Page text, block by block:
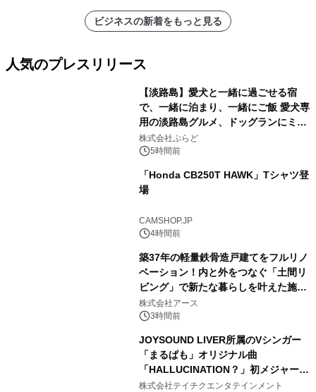
ビジネスの新着をもっと見る
人気のプレスリリース
【淡路島】愛犬と一緒に過ごせる宿
で、一緒に泊まり、一緒にご飯 愛犬専
用の淡路島グルメ、ドッグランにミニ
プール グランピングとトレーラーハウ
スの2施設で
株式会社ぷらど
5時間前
「Honda CB250T HAWK」Tシャツ登
場
CAMSHOP.JP
4時間前
築37年の軽量鉄骨造戸建てをフルリノ
ベーション！内と外をつなぐ「土間リ
ビング」で新たな暮らしを叶えた施工
事例を株式会社アースが公開
株式会社アース
3時間前
JOYSOUND LIVER所属のVシンガー
「まるぱも」オリジナル曲
「HALLUCINATION？」初メジャー配
信リリース決定！
株式会社テイチクエンタテインメント